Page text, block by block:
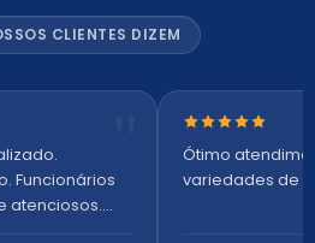
CLIENTES DIZEM
Funcionários
atenciosos.
Nota 5 de 5
Ótimo
variedades de